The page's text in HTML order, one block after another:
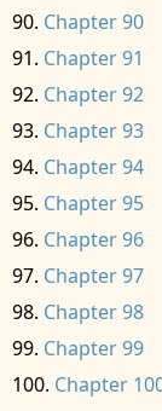
Chapter 90
Chapter 91
Chapter 92
Chapter 93
Chapter 94
Chapter 95
Chapter 96
Chapter 97
Chapter 98
Chapter 99
Chapter